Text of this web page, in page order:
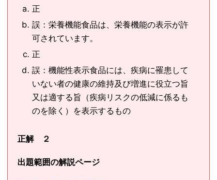
正
誤：栄養機能食品は、栄養機能の表示が許
可されています。
正
誤：機能性表示食品には、疾病に罹患して
いない者の健康の維持及び増進に役立つ旨
又は適する旨（疾病リスクの低減に係るも
のを除く）を表示するもの
正解 ２
出題範囲の解説ページ